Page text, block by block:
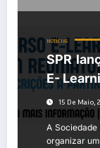
NOTÍCIAS
SPR
E-
15 De Maio,
A Sociedade
organizar